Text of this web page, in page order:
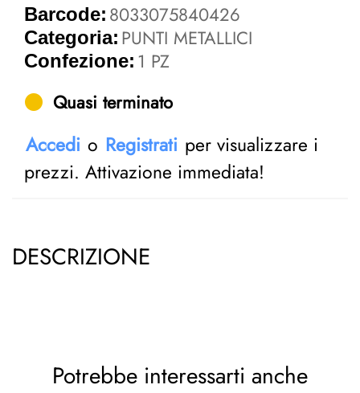
Barcode: 8033075840426
Categoria: PUNTI METALLICI
Confezione: 1 PZ
Quasi terminato
Accedi o Registrati per visualizzare i
prezzi. Attivazione immediata!
DESCRIZIONE
Potrebbe interessarti anche